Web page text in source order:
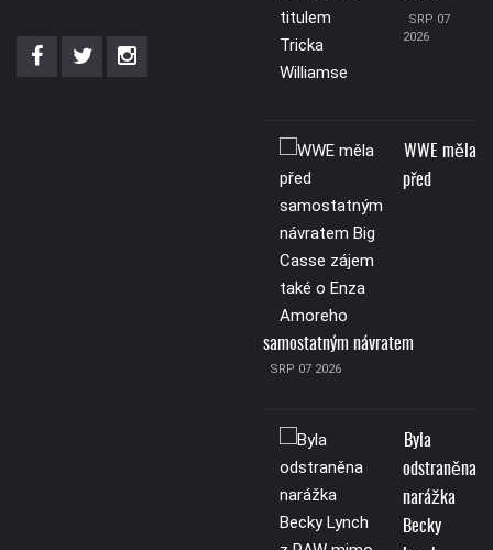
SRP 07
2026
WWE měla
před
samostatným návratem
SRP 07 2026
Byla
odstraněna
narážka
Becky